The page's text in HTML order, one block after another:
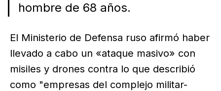
hombre de 68 años.
El Ministerio de Defensa ruso afirmó haber
llevado a cabo un «ataque masivo» con
misiles y drones contra lo que describió
como "empresas del complejo militar-